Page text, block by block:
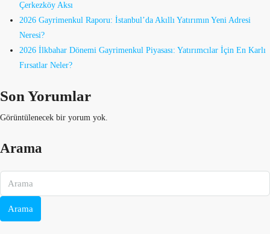
Çerkezköy Aksı
2026 Gayrimenkul Raporu: İstanbul’da Akıllı Yatırımın Yeni Adresi
Neresi?
2026 İlkbahar Dönemi Gayrimenkul Piyasası: Yatırımcılar İçin En Karlı
Fırsatlar Neler?
Son Yorumlar
Görüntülenecek bir yorum yok.
Arama
Arama